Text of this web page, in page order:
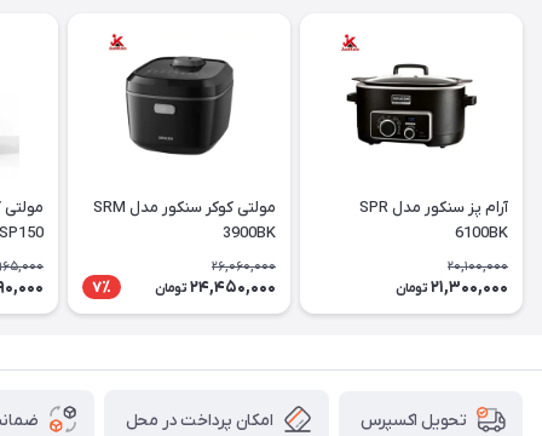
آرام پز سنکور مدل SPR
6100BK
20,100,000
21,300,000 تومان
مولتی کوکر سنکور مدل SRM
3900BK
26,060,000
24,450,000 تومان 7٪
SP150
تحویل اکسپرس امکان پرداخت در محل